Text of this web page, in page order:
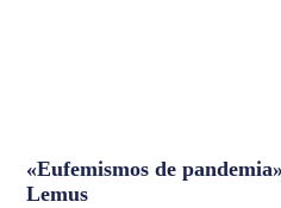
«Eufemismos de
Lemus